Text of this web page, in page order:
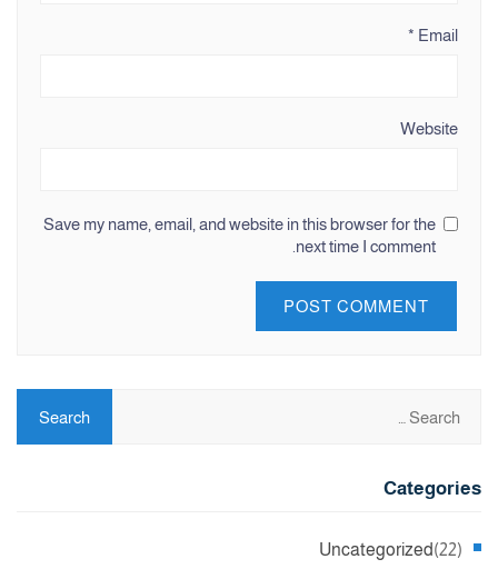
Email
*
Website
Save my name, email, and website in this browser for the
next time I comment.
Categories
Uncategorized (22)